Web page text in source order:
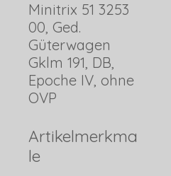
Minitrix 51 3253
00, Ged.
Güterwagen
Gklm 191, DB,
Epoche IV, ohne
OVP
Artikelmerkma
le